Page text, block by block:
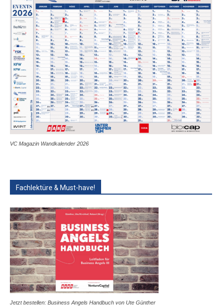
VC Magazin Wandkalender 2026
Fachlektüre & Must-have!
Jetzt bestellen: Business Angels Handbuch von Ute Günther